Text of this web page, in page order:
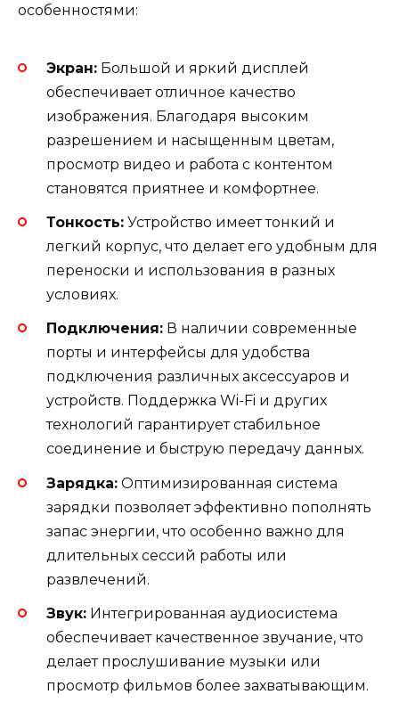
особенностями:
Экран: Большой и яркий дисплей
обеспечивает отличное качество
изображения. Благодаря высоким
разрешением и насыщенным цветам,
просмотр видео и работа с контентом
становятся приятнее и комфортнее.
Тонкость: Устройство имеет тонкий и
легкий корпус, что делает его удобным для
переноски и использования в разных
условиях.
Подключения: В наличии современные
порты и интерфейсы для удобства
подключения различных аксессуаров и
устройств. Поддержка Wi-Fi и других
технологий гарантирует стабильное
соединение и быструю передачу данных.
Зарядка: Оптимизированная система
зарядки позволяет эффективно пополнять
запас энергии, что особенно важно для
длительных сессий работы или
развлечений.
Звук: Интегрированная аудиосистема
обеспечивает качественное звучание, что
делает прослушивание музыки или
просмотр фильмов более захватывающим.